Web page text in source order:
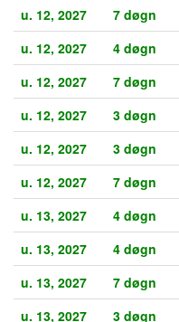
u. 12, 2027
7 døgn
u. 12, 2027
4 døgn
u. 12, 2027
7 døgn
u. 12, 2027
3 døgn
u. 12, 2027
3 døgn
u. 12, 2027
7 døgn
u. 13, 2027
4 døgn
u. 13, 2027
4 døgn
u. 13, 2027
7 døgn
u. 13, 2027
3 døgn